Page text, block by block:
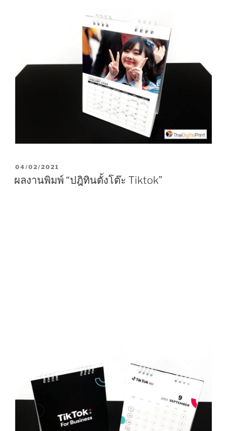
P
S
04/02/2021
ผลงานพิมพ์ “ปฎิทินตั้งโต๊ะ Tiktok”